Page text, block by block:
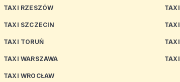
TAXI RZESZÓW
TAXI SZCZECIN
TAXI TORUŃ
TAXI WARSZAWA
TAXI WROCŁAW